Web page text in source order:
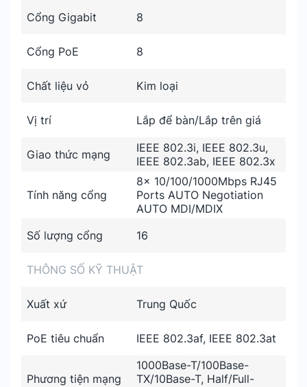
Cổng Gigabit 8
Cổng PoE 8
Chất liệu vỏ Kim loại
Vị trí Lắp để bàn/Lắp trên giá
Giao thức mạng
IEEE 802.3i, IEEE 802.3u,
IEEE 802.3ab, IEEE 802.3x
Tính năng cổng
8× 10/100/1000Mbps RJ45
Ports AUTO Negotiation
AUTO MDI/MDIX
Số lượng cổng
16
THÔNG SỐ KỸ THUẬT
Xuất xứ Trung Quốc
PoE tiêu chuẩn IEEE 802.3af, IEEE 802.3at
Phương tiện mạng
1000Base-T/100Base-
TX/10Base-T, Half/Full-